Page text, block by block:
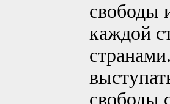
свободы
каждой
свободы